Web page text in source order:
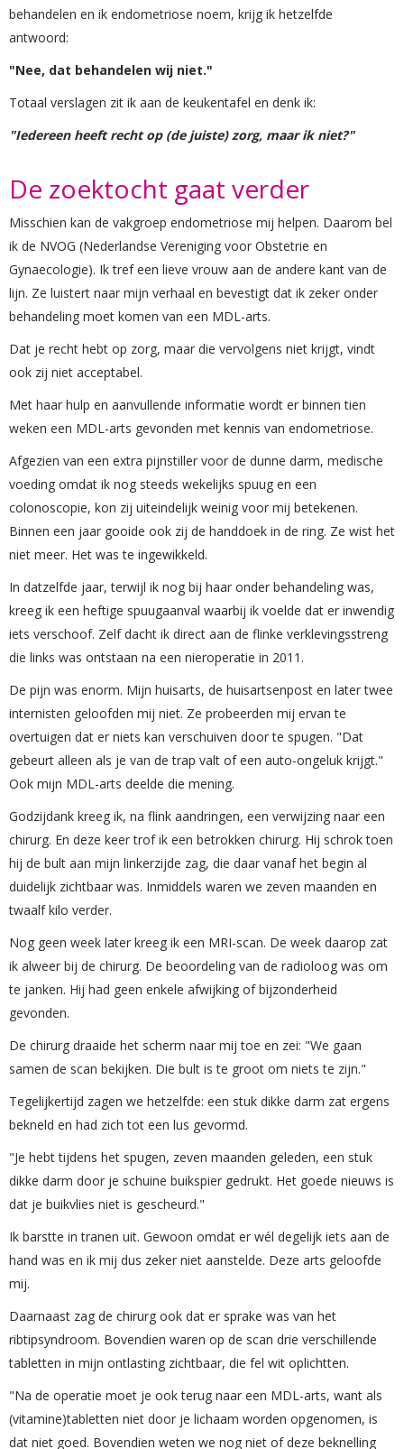
behandelen en ik endometriose noem, krijg ik hetzelfde
antwoord:
"Nee, dat behandelen wij niet."
Totaal verslagen zit ik aan de keukentafel en denk ik:
"Iedereen heeft recht op (de juiste) zorg, maar ik niet?"
De zoektocht gaat verder
Misschien kan de vakgroep endometriose mij helpen. Daarom bel
ik de NVOG (Nederlandse Vereniging voor Obstetrie en
Gynaecologie). Ik tref een lieve vrouw aan de andere kant van de
lijn. Ze luistert naar mijn verhaal en bevestigt dat ik zeker onder
behandeling moet komen van een MDL-arts.
Dat je recht hebt op zorg, maar die vervolgens niet krijgt, vindt
ook zij niet acceptabel.
Met haar hulp en aanvullende informatie wordt er binnen tien
weken een MDL-arts gevonden met kennis van endometriose.
Afgezien van een extra pijnstiller voor de dunne darm, medische
voeding omdat ik nog steeds wekelijks spuug en een
colonoscopie, kon zij uiteindelijk weinig voor mij betekenen.
Binnen een jaar gooide ook zij de handdoek in de ring. Ze wist het
niet meer. Het was te ingewikkeld.
In datzelfde jaar, terwijl ik nog bij haar onder behandeling was,
kreeg ik een heftige spuugaanval waarbij ik voelde dat er inwendig
iets verschoof. Zelf dacht ik direct aan de flinke verklevingsstreng
die links was ontstaan na een nieroperatie in 2011.
De pijn was enorm. Mijn huisarts, de huisartsenpost en later twee
internisten geloofden mij niet. Ze probeerden mij ervan te
overtuigen dat er niets kan verschuiven door te spugen. "Dat
gebeurt alleen als je van de trap valt of een auto-ongeluk krijgt."
Ook mijn MDL-arts deelde die mening.
Godzijdank kreeg ik, na flink aandringen, een verwijzing naar een
chirurg. En deze keer trof ik een betrokken chirurg. Hij schrok toen
hij de bult aan mijn linkerzijde zag, die daar vanaf het begin al
duidelijk zichtbaar was. Inmiddels waren we zeven maanden en
twaalf kilo verder.
Nog geen week later kreeg ik een MRI-scan. De week daarop zat
ik alweer bij de chirurg. De beoordeling van de radioloog was om
te janken. Hij had geen enkele afwijking of bijzonderheid
gevonden.
De chirurg draaide het scherm naar mij toe en zei: "We gaan
samen de scan bekijken. Die bult is te groot om niets te zijn."
Tegelijkertijd zagen we hetzelfde: een stuk dikke darm zat ergens
bekneld en had zich tot een lus gevormd.
"Je hebt tijdens het spugen, zeven maanden geleden, een stuk
dikke darm door je schuine buikspier gedrukt. Het goede nieuws is
dat je buikvlies niet is gescheurd."
Ik barstte in tranen uit. Gewoon omdat er wél degelijk iets aan de
hand was en ik mij dus zeker niet aanstelde. Deze arts geloofde
mij.
Daarnaast zag de chirurg ook dat er sprake was van het
ribtipsyndroom. Bovendien waren op de scan drie verschillende
tabletten in mijn ontlasting zichtbaar, die fel wit oplichtten.
"Na de operatie moet je ook terug naar een MDL-arts, want als
(vitamine)tabletten niet door je lichaam worden opgenomen, is
dat niet goed. Bovendien weten we nog niet of deze beknelling